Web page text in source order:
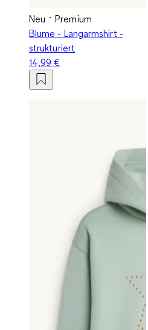
Neu
Premium
Blume - Langarmshirt -
strukturiert
14,99 €